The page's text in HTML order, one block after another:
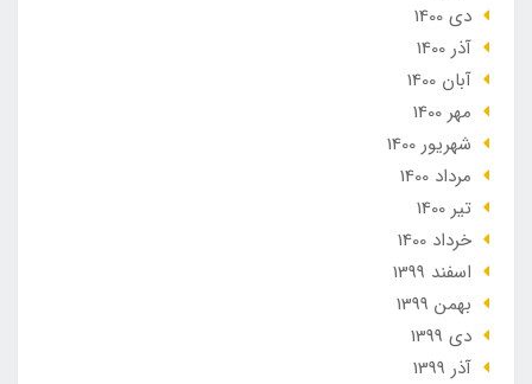
دی 1400
آذر 1400
آبان 1400
مهر 1400
شهریور 1400
مرداد 1400
تير 1400
خرداد 1400
اسفند 1399
بهمن 1399
دی 1399
آذر 1399